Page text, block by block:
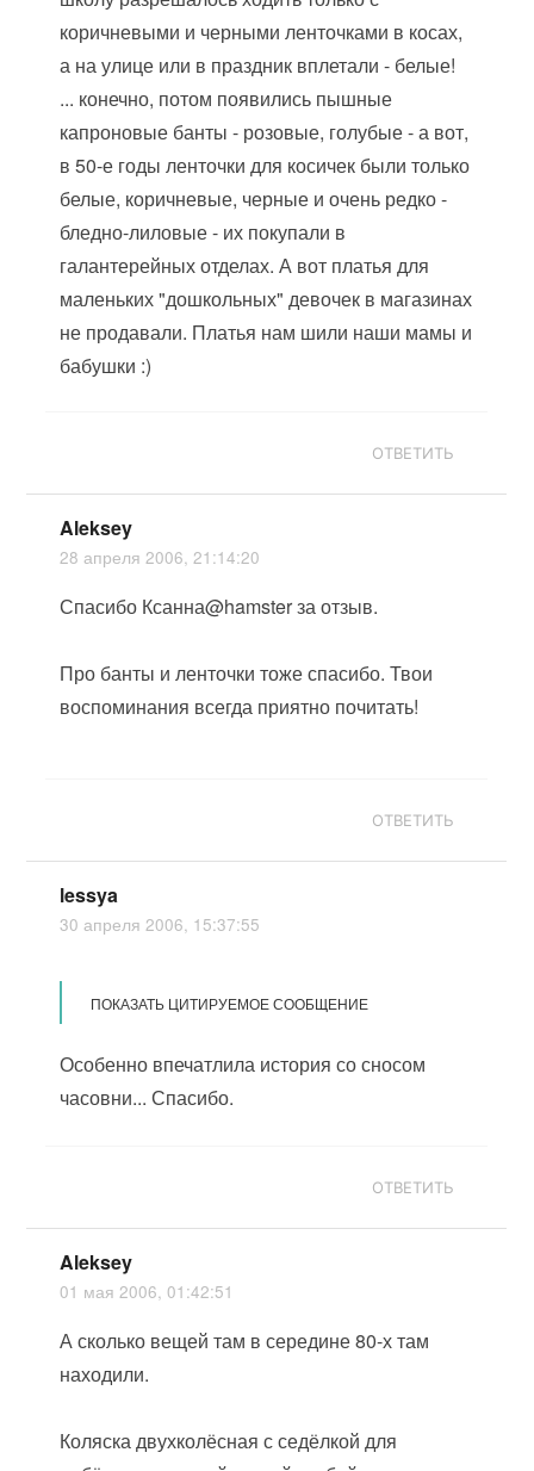
коричневыми и черными ленточками в косах,
а на улице или в праздник вплетали - белые!
... конечно, потом появились пышные
капроновые банты - розовые, голубые - а вот,
в 50-е годы ленточки для косичек были только
белые, коричневые, черные и очень редко -
бледно-лиловые - их покупали в
галантерейных отделах. А вот платья для
маленьких "дошкольных" девочек в магазинах
не продавали. Платья нам шили наши мамы и
бабушки :)
ОТВЕТИТЬ
Aleksey
28 апреля 2006, 21:14:20
Спасибо Ксанна@hamster за отзыв.
Про банты и ленточки тоже спасибо. Твои
воспоминания всегда приятно почитать!
ОТВЕТИТЬ
lessya
30 апреля 2006, 15:37:55
ПОКАЗАТЬ ЦИТИРУЕМОЕ СООБЩЕНИЕ
Особенно впечатлила история со сносом
часовни... Спасибо.
ОТВЕТИТЬ
Aleksey
01 мая 2006, 01:42:51
А сколько вещей там в середине 80-х там
находили.
Коляска двухколёсная с седёлкой для